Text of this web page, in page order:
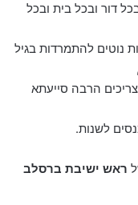
דור ובכל בית ובכל
נוטים להתמרדות בגיל
הרבה סייעתא
לשנות.
ראש ישיבת ברסלב